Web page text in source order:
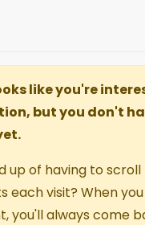
like you're
but you don't
up of having to
each visit? When
you'll always come